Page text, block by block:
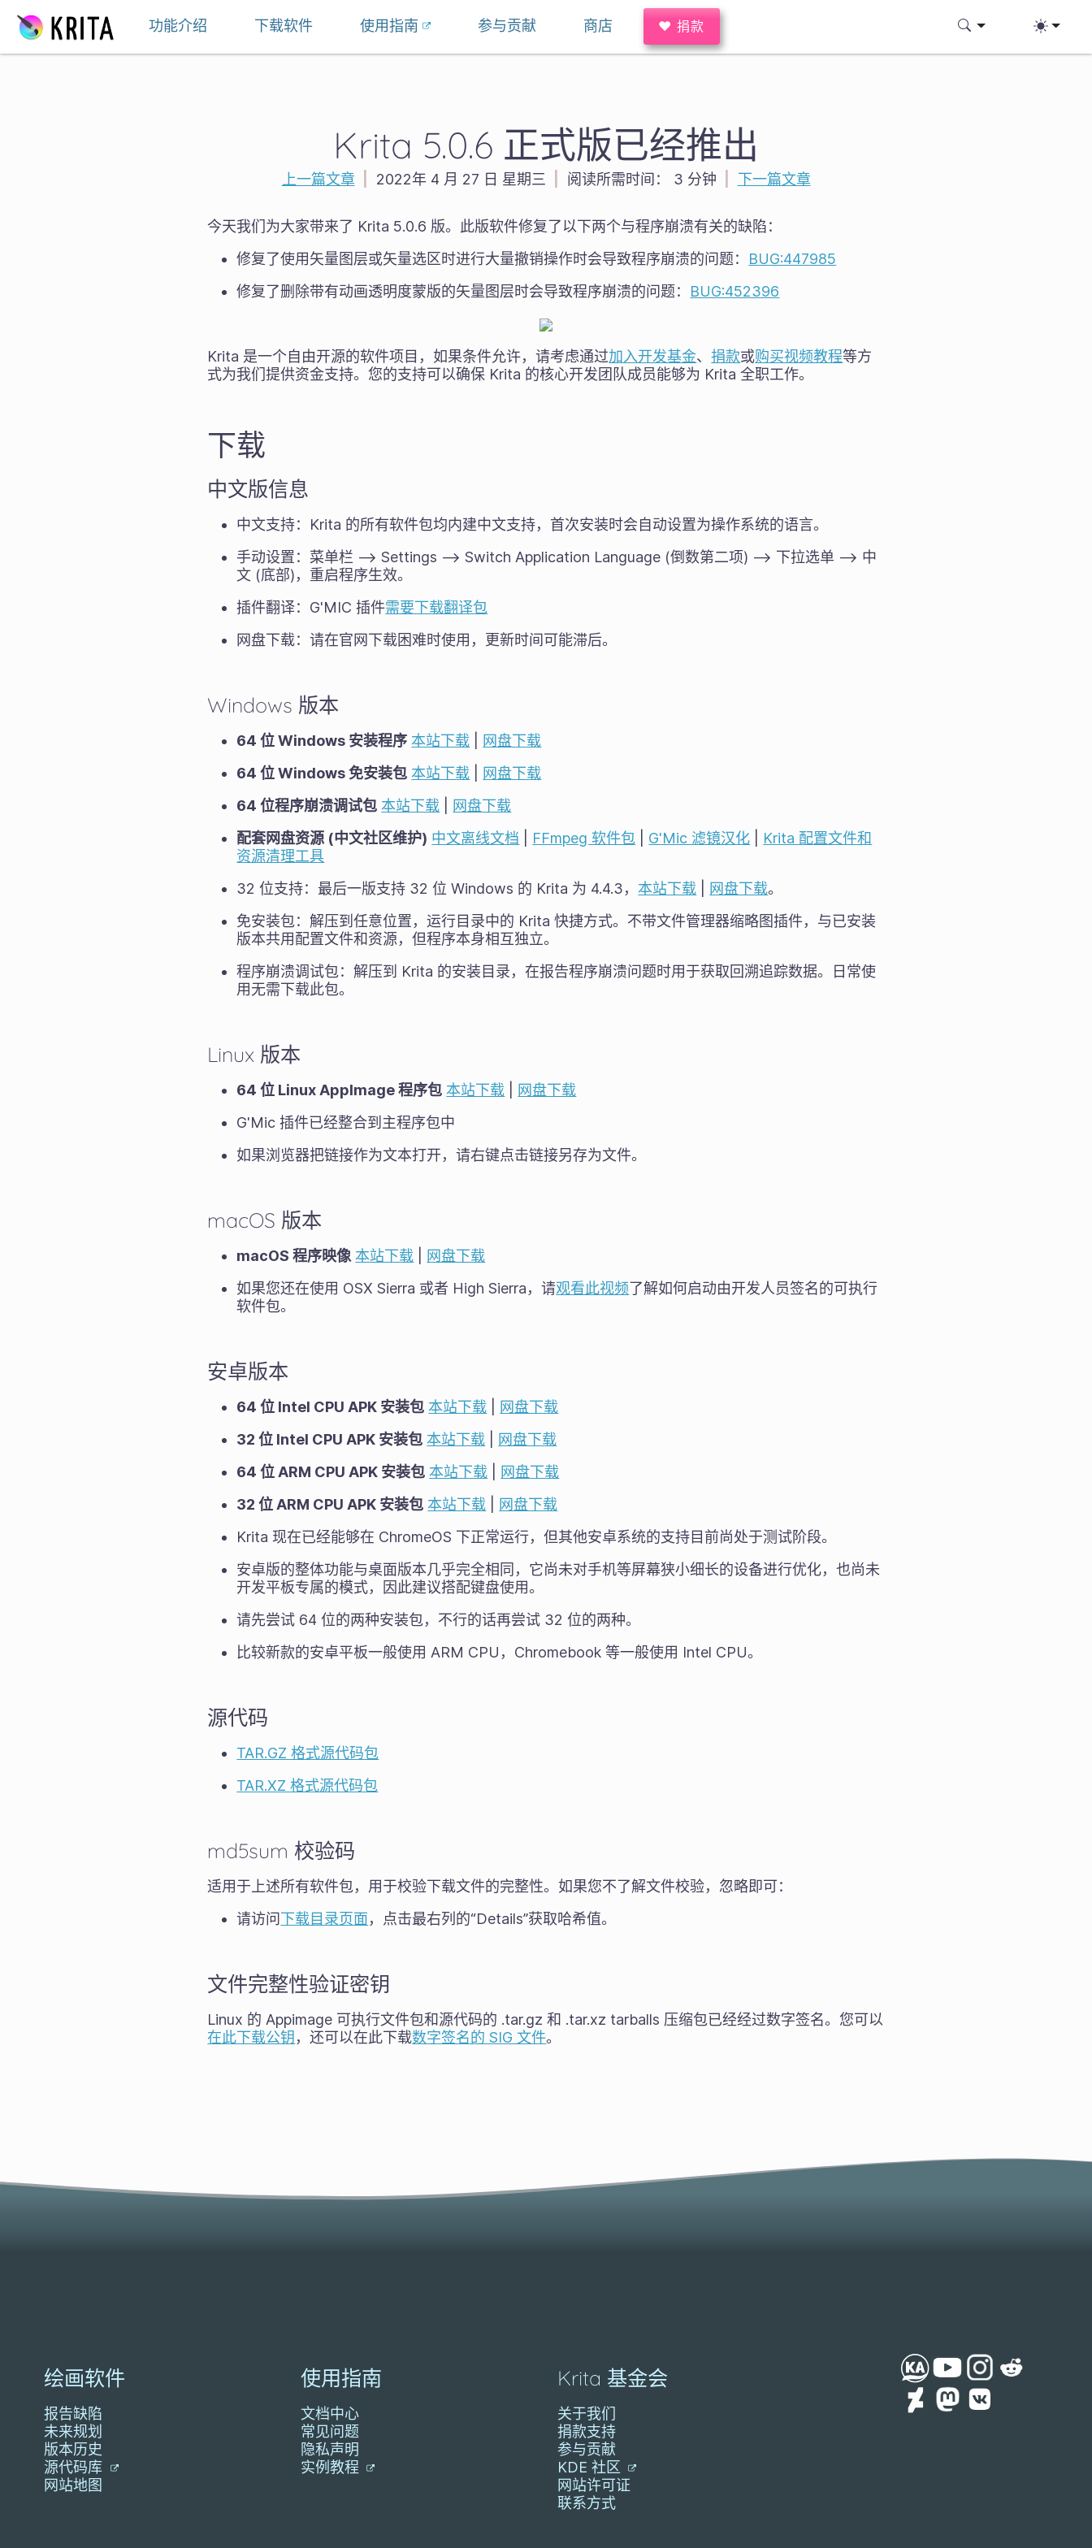
功能介绍
下载软件 使用指南 参与贡献 商店 ♥ 捐款
Krita 5.0.6 正式版已经推出
上一篇文章 2022年 4 月 27 日 星期三 阅读所需时间： 3 分钟 下一篇文章
今天我们为大家带来了 Krita 5.0.6 版。此版软件修复了以下两个与程序崩溃有关的缺陷：
修复了使用矢量图层或矢量选区时进行大量撤销操作时会导致程序崩溃的问题： BUG:447985
修复了删除带有动画透明度蒙版的矢量图层时会导致程序崩溃的问题： BUG:452396
Krita 是一个自由开源的软件项目，如果条件允许，请考虑通过加入开发基金、捐款或购买视频教程等方
式为我们提供资金支持。您的支持可以确保 Krita 的核心开发团队成员能够为 Krita 全职工作。
下载
中文版信息
中文支持：Krita 的所有软件包均内建中文支持，首次安装时会自动设置为操作系统的语言。
手动设置：菜单栏 --> Settings --> Switch Application Language (倒数第二项) --> 下拉选单 --> 中
文 (底部)，重启程序生效。
插件翻译：G'MIC 插件需要下载翻译包
网盘下载：请在官网下载困难时使用，更新时间可能滞后。
Windows 版本
64 位 Windows 安装程序 本站下载
网盘下载
64 位 Windows 免安装包 本站下载
网盘下载
64 位程序崩溃调试包 本站下载
网盘下载
配套网盘资源 (中文社区维护) 中文离线文档 FFmpeg 软件包 G'Mic 滤镜汉化
Krita 配置文件和
资源清理工具
32 位支持：最后一版支持 32 位 Windows 的 Krita 为 4.4.3， 本站下载 网盘下载。
免安装包：解压到任意位置，运行目录中的 Krita 快捷方式。不带文件管理器缩略图插件，与已安装
版本共用配置文件和资源，但程序本身相互独立。
程序崩溃调试包：解压到 Krita 的安装目录，在报告程序崩溃问题时用于获取回溯追踪数据。日常使
用无需下载此包。
Linux 版本
64 位 Linux AppImage 程序包 本站下载
网盘下载
G'Mic 插件已经整合到主程序包中
如果浏览器把链接作为文本打开，请右键点击链接另存为文件。
macOS 版本
macOS 程序映像 本站下载
网盘下载
如果您还在使用 OSX Sierra 或者 High Sierra，请观看此视频了解如何启动由开发人员签名的可执行
软件包。
安卓版本
64 位 Intel CPU APK 安装包 本站下载
网盘下载
32 位 Intel CPU APK 安装包 本站下载
网盘下载
64 位 ARM CPU APK 安装包 本站下载
网盘下载
32 位 ARM CPU APK 安装包 本站下载
网盘下载
Krita 现在已经能够在 ChromeOS 下正常运行，但其他安卓系统的支持目前尚处于测试阶段。
安卓版的整体功能与桌面版本几乎完全相同，它尚未对手机等屏幕狭小细长的设备进行优化，也尚未
开发平板专属的模式，因此建议搭配键盘使用。
请先尝试 64 位的两种安装包，不行的话再尝试 32 位的两种。
比较新款的安卓平板一般使用 ARM CPU，Chromebook 等一般使用 Intel CPU。
源代码
TAR.GZ 格式源代码包
TAR.XZ 格式源代码包
md5sum 校验码
适用于上述所有软件包，用于校验下载文件的完整性。如果您不了解文件校验，忽略即可：
请访问下载目录页面，点击最右列的“Details”获取哈希值。
文件完整性验证密钥
Linux 的 Appimage 可执行文件包和源代码的 .tar.gz 和 .tar.xz tarballs 压缩包已经经过数字签名。您可以
在此下载公钥 ，还可以在此下载数字签名的 SIG 文件。
绘画软件
报告缺陷
未来规划
版本历史
源代码库
网站地图
使用指南
文档中心
常见问题
隐私声明
实例教程
Krita 基金会
关于我们
捐款支持
参与贡献
KDE 社区
网站许可证
联系方式